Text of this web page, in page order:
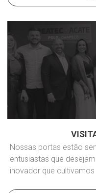
Nossas portas estão
entusiastas que
inovador que cultivamos